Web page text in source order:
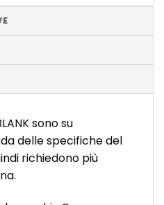
sono su
delle specifiche del
richiedono più